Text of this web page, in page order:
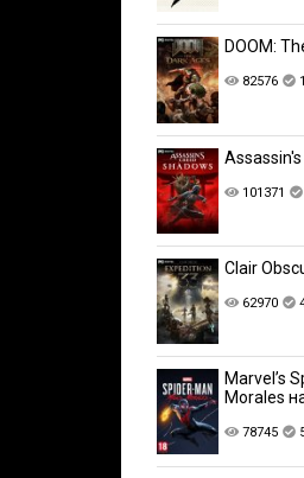
DOOM:
82576
101371
Clair
62970
Marvel’s
Morales
78745